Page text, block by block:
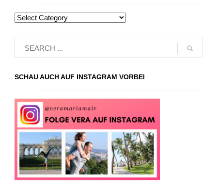
SCHAU AUCH AUF INSTAGRAM VORBEI